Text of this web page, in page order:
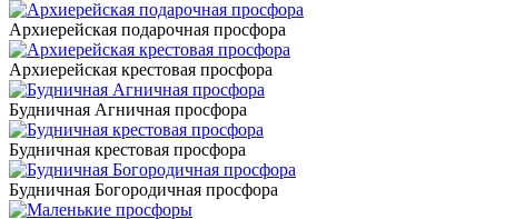
Архиерейская подарочная просфора
Архиерейская крестовая просфора
Будничная Агничная просфора
Будничная крестовая просфора
Будничная Богородичная просфора